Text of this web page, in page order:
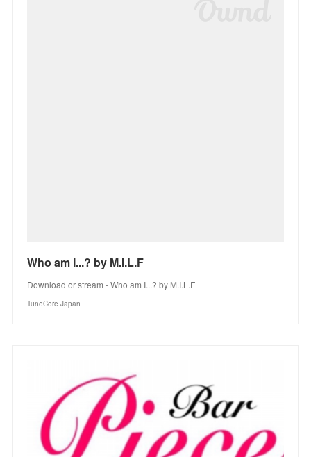
Who am I...? by M.I.L.F
Download or stream - Who am I...? by M.I.L.F
TuneCore Japan